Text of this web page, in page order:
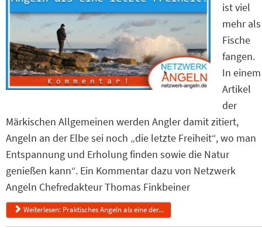
ist viel
mehr als
Fische
fangen.
In einem
Artikel
der
Märkischen Allgemeinen werden Angler damit zitiert,
Angeln an der Elbe sei noch „die letzte Freiheit“, wo man
Entspannung und Erholung finden sowie die Natur
genießen kann“. Ein Kommentar dazu von Netzwerk
Angeln Chefredakteur Thomas Finkbeiner
Weiterlesen: Praktisches Angeln als eine der...